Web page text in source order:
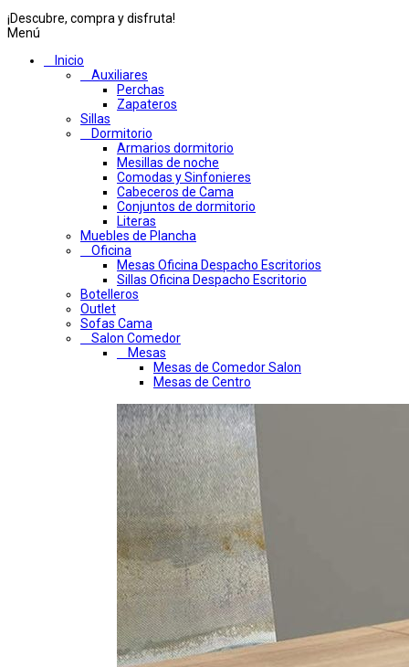
¡Descubre, compra y disfruta!
Menú
Inicio
Auxiliares
Perchas
Zapateros
Sillas
Dormitorio
Armarios dormitorio
Mesillas de noche
Comodas y Sinfonieres
Cabeceros de Cama
Conjuntos de dormitorio
Literas
Muebles de Plancha
Oficina
Mesas Oficina Despacho Escritorios
Sillas Oficina Despacho Escritorio
Botelleros
Outlet
Sofas Cama
Salon Comedor
Mesas
Mesas de Comedor Salon
Mesas de Centro